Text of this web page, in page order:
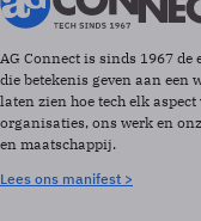
AG Connect is sinds 1967
die betekenis geven aan
laten zien hoe tech elk
organisaties, ons werk en
en maatschappij.
Lees ons manifest >